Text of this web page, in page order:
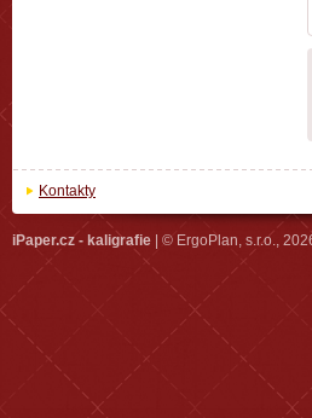
Kontakty
iPaper.cz - kaligrafie | © ErgoPlan, s.r.o.,